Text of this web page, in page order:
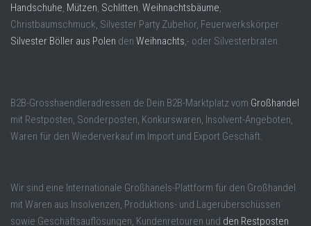
Handschuhe, Mützen, Schlitten, Weihnachtsbäume,
Christbaumschmuck, Silvester Party Zubehör, Feuerwerkskörper
Silvester Böller aus Polen den Weihnachts,- oder Silvesterbraten.
B2B-Grosshaendleradressen.de Dein B2B-Marktplatz vom Großhandel
mit Restposten, Sonderposten, Konkurswaren, Insolvent-Angeboten,
Waren für den Wiederverkauf im Import und Export Geschäft.
Wir sind eine Internationale Großhanels-Plattform für den Großhandel
mit Waren aus Insolvenzen, Produktions- und Lagerüberschüssen
sowie Geschäftsauflösungen, Kundenretouren und den Restposten